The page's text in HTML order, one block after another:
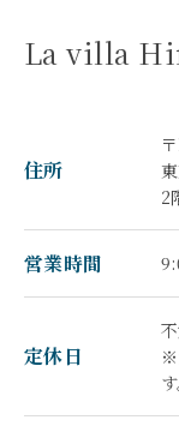
La villa
住所
2
営業時間
定休日
※
す